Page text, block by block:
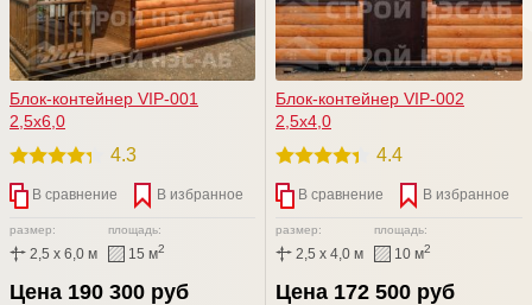
Блок-контейнер VIP-001
2,5х6,0
4.3
В сравнение В избранное
размер:
2,5 x 6,0 м
площадь:
15 м2
Цена 190 300 руб
Блок-контейнер VIP-002
2,5х4,0
4.4
В сравнение В избранное
размер:
2,5 x 4,0 м
площадь:
10 м2
Цена 172 500 руб